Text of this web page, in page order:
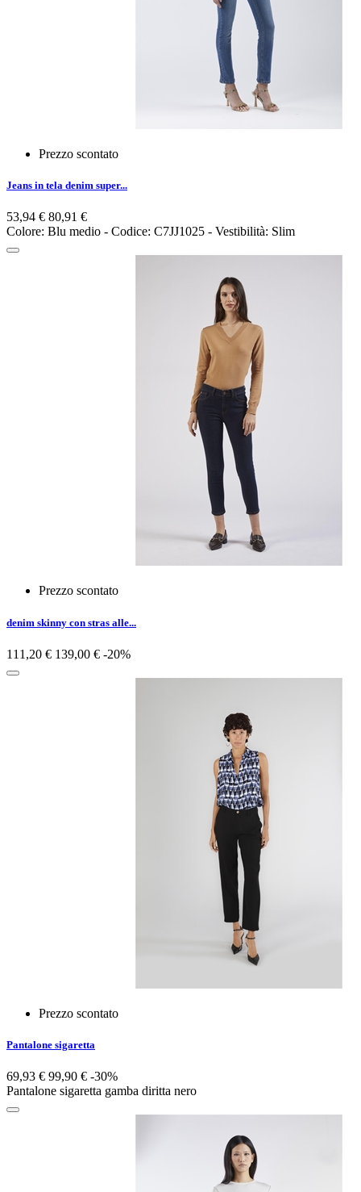
Prezzo scontato
Jeans in tela denim super...
53,94 € 80,91 €
Colore: Blu medio - Codice: C7JJ1025 - Vestibilità: Slim
Prezzo scontato
denim skinny con stras alle...
111,20 € 139,00 € -20%
Prezzo scontato
Pantalone sigaretta
69,93 € 99,90 € -30%
Pantalone sigaretta gamba diritta nero